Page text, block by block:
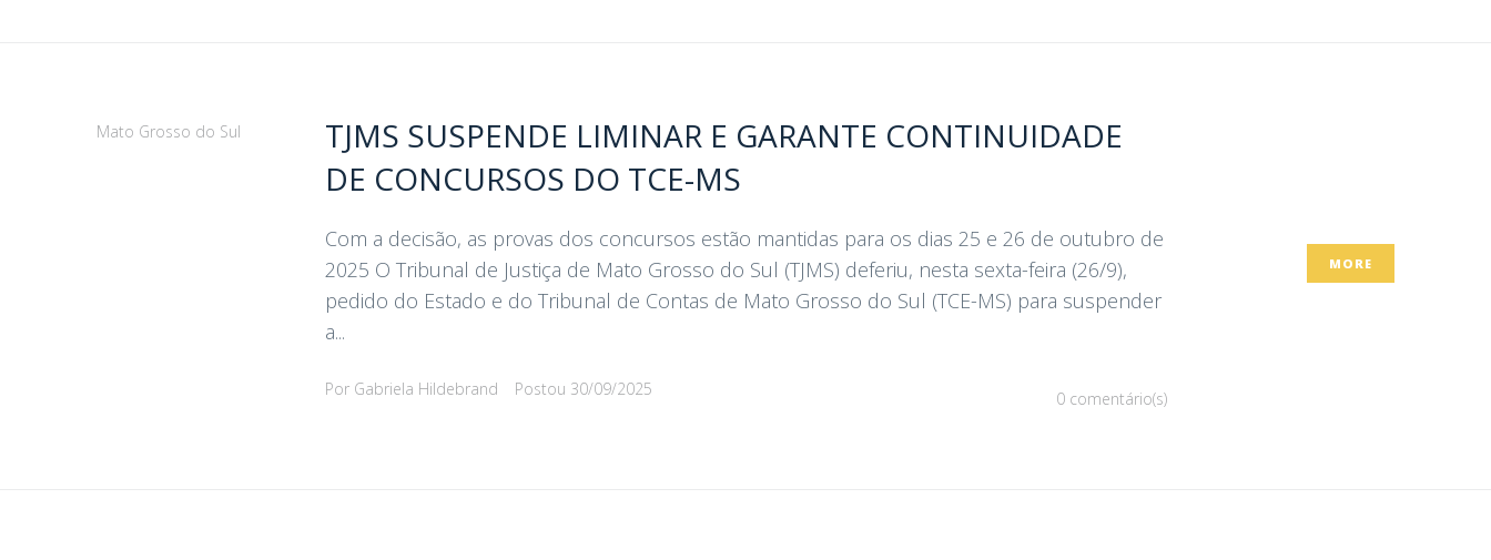
Mato Grosso do Sul
TJMS SUSPENDE LIMINAR E GARANTE CONTINUIDADE
DE CONCURSOS DO TCE-MS
Com a decisão, as provas dos concursos estão mantidas para os dias 25 e 26 de outubro de
2025 O Tribunal de Justiça de Mato Grosso do Sul (TJMS) deferiu, nesta sexta-feira (26/9),
pedido do Estado e do Tribunal de Contas de Mato Grosso do Sul (TCE-MS) para suspender
a...
Por Gabriela Hildebrand Postou 30/09/2025 0 comentário(s)
MORE